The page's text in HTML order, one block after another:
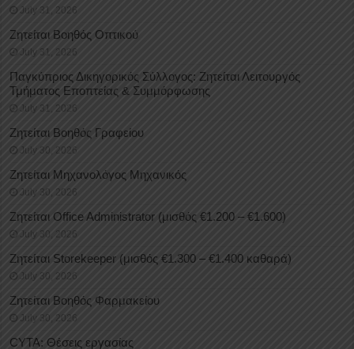
July 31, 2026
Ζητείται Βοηθός Οπτικού
July 31, 2026
Παγκύπριος Δικηγορικός Σύλλογος: Ζητείται Λειτουργός
Τμήματος Εποπτείας & Συμμόρφωσης
July 31, 2026
Ζητείται Βοηθός Γραφείου
July 30, 2026
Ζητείται Μηχανολόγος Μηχανικός
July 30, 2026
Ζητείται Office Administrator (μισθός €1.200 – €1.600)
July 30, 2026
Ζητείται Storekeeper (μισθός €1.300 – €1.400 καθαρά)
July 30, 2026
Ζητείται Βοηθός Φαρμακείου
July 30, 2026
CYTA: Θέσεις εργασίας